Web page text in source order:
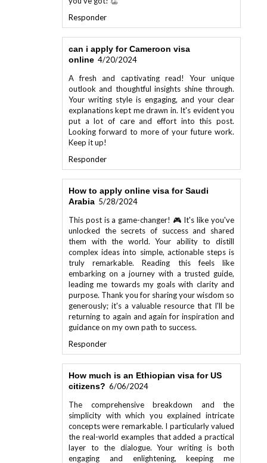
Responder
can i apply for Cameroon visa
online 4/20/2024
outlook and thoughtful insights shine through.
Your writing style is engaging, and your clear
explanations kept me drawn in. It's evident you
put a lot of care and effort into this post.
Looking forward to more of your future work.
Keep it up!
Responder
How to apply online visa for Saudi
Arabia 5/28/2024
unlocked the secrets of success and shared
them with the world. Your ability to distill
complex ideas into simple, actionable steps is
truly remarkable. Reading this feels like
embarking on a journey with a trusted guide,
leading me towards my goals with clarity and
purpose. Thank you for sharing your wisdom so
generously; it's a valuable resource that I'll be
returning to again and again for inspiration and
guidance on my own path to success.
Responder
How much is an Ethiopian visa for US
citizens? 6/06/2024
simplicity with which you explained intricate
concepts were remarkable. I particularly valued
the real-world examples that added a practical
layer to the dialogue. Your writing is both
engaging and enlightening, keeping me
interested throughout.